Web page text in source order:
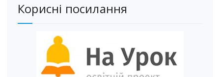
Корисні посилання